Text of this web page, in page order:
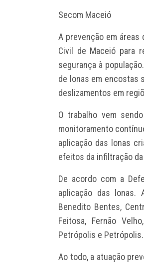
Secom Maceió
A prevenção em
Civil de Maceió para
segurança à
de lonas em encostas
deslizamentos em
O trabalho vem
monitoramento
aplicação das lonas
efeitos da infiltração
De acordo com a
aplicação das lonas.
Benedito Bentes,
Feitosa, Fernão
Petrópolis e Petrópolis.
Ao todo, a atuação